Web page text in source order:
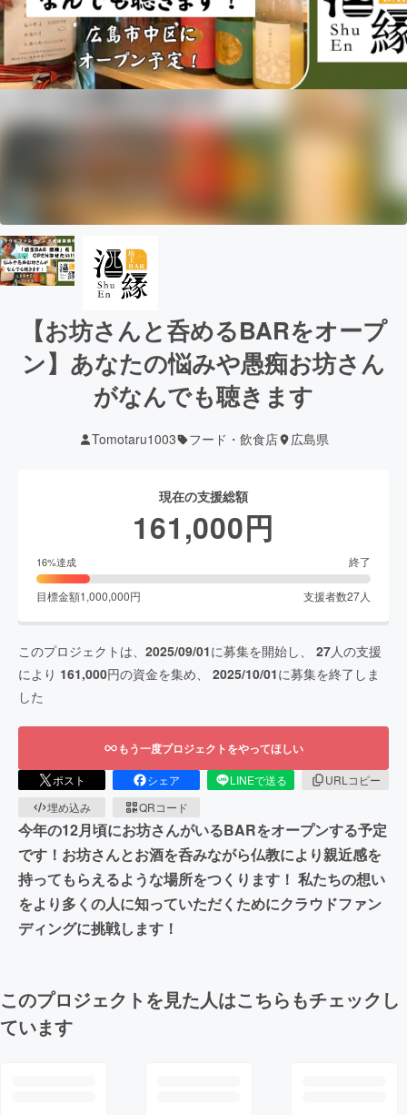
【お坊さんと呑めるBARをオープ
ン】あなたの悩みや愚痴お坊さん
がなんでも聴きます
Tomotaru1003 フード・飲食店 広島県
現在の支援総額
161,000円
16%達成 終了
目標金額1,000,000円 支援者数27人
このプロジェクトは、 2025/09/01に募集を開始し、 27人の支援
により 161,000円の資金を集め、 2025/10/01に募集を終了しま
した
もう一度プロジェクトをやってほしい
ポスト シェア LINEで送る
URLコピー
埋め込み
QRコード
今年の12月頃にお坊さんがいるBARをオープンする予定
です！お坊さんとお酒を呑みながら仏教により親近感を
持ってもらえるような場所をつくります！ 私たちの想い
をより多くの人に知っていただくためにクラウドファン
ディングに挑戦します！
このプロジェクトを見た人はこちらもチェックし
ています